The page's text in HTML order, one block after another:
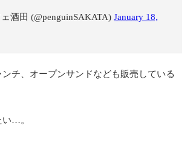
酒田 (@penguinSAKATA) January 18,
チ、オープンサンドなども販売している
い…。